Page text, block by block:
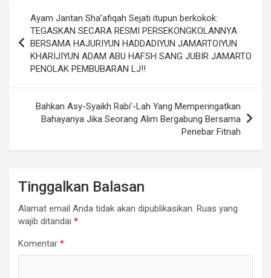
pos
Ayam Jantan Sha’afiqah Sejati itupun berkokok:
TEGASKAN SECARA RESMI PERSEKONGKOLANNYA
BERSAMA HAJURIYUN HADDADIYUN JAMARTOIYUN
KHARIJIYUN ADAM ABU HAFSH SANG JUBIR JAMARTO
PENOLAK PEMBUBARAN LJ!!
Bahkan Asy-Syaikh Rabi’-Lah Yang Memperingatkan
Bahayanya Jika Seorang Alim Bergabung Bersama
Penebar Fitnah
Tinggalkan Balasan
Alamat email Anda tidak akan dipublikasikan. Ruas yang
wajib ditandai *
Komentar *